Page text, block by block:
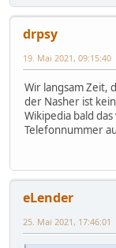
drpsy
19. Mai 2021, 09:15:40
Wir langsam Zeit,
der Nasher ist
Wikipedia bald
Telefonnummer
eLender
25. Mai 2021, 17:46:01